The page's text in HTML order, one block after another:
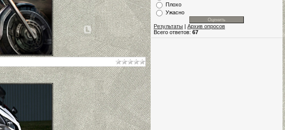
Плохо
Ужасно
Результаты | Архив опросов
Всего ответов: 67